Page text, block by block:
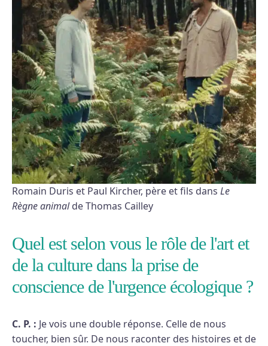
Romain Duris et Paul Kircher, père et fils dans Le
Règne animalde Thomas Cailley
Quel est selon vous le rôle de l'art et
de la culture dans la prise de
conscience de l'urgence écologique ?
C. P. : Je vois une double réponse. Celle de nous
toucher, bien sûr. De nous raconter des histoires et de